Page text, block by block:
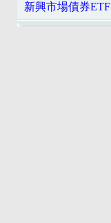
新興市場債券ETF